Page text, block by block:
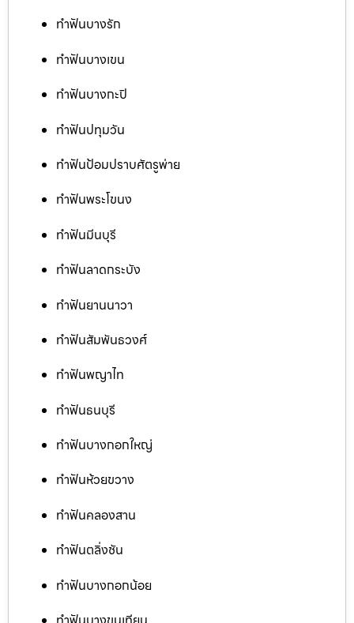
ทำฟันบางรัก
ทำฟันบางเขน
ทำฟันบางกะปิ
ทำฟันปทุมวัน
ทำฟันป้อมปราบศัตรูพ่าย
ทำฟันพระโขนง
ทำฟันมีนบุรี
ทำฟันลาดกระบัง
ทำฟันยานนาวา
ทำฟันสัมพันธวงศ์
ทำฟันพญาไท
ทำฟันธนบุรี
ทำฟันบางกอกใหญ่
ทำฟันห้วยขวาง
ทำฟันคลองสาน
ทำฟันตลิ่งชัน
ทำฟันบางกอกน้อย